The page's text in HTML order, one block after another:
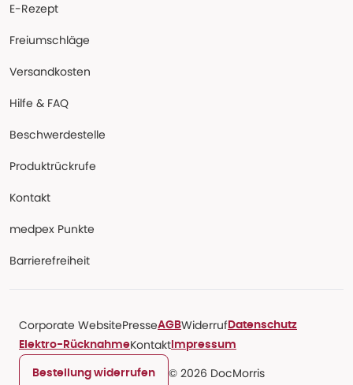
E-Rezept
Freiumschläge
Versandkosten
Hilfe & FAQ
Beschwerdestelle
Produktrückrufe
Kontakt
medpex Punkte
Barrierefreiheit
Corporate WebsitePresseAGBWiderruf Datenschutz
Elektro-RücknahmeKontakt Impressum
Bestellung widerrufen © 2026 DocMorris